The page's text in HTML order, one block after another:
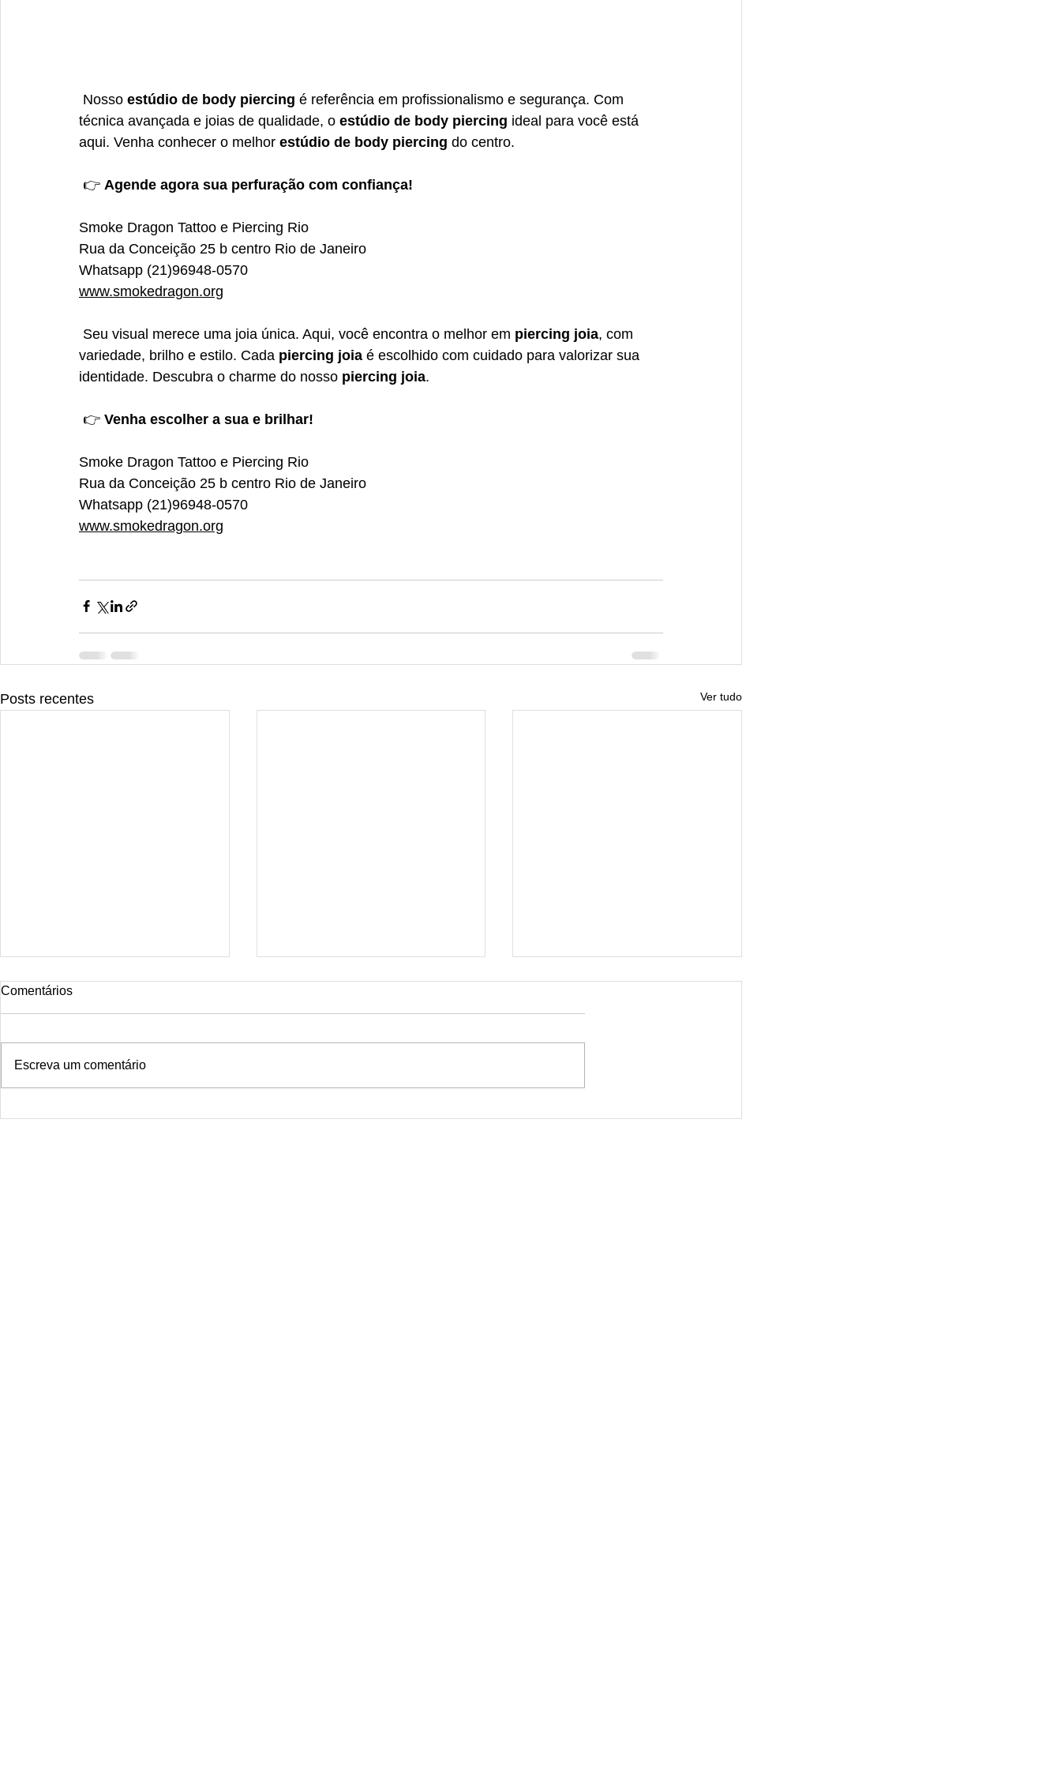
Nosso estúdio de body piercing é referência em profissionalismo e segurança. Com
técnica avançada e joias de qualidade, o estúdio de body piercing ideal para você está
aqui. Venha conhecer o melhor estúdio de body piercing do centro.
👉 Agende agora sua perfuração com confiança!
Smoke Dragon Tattoo e Piercing Rio
Rua da Conceição 25 b centro Rio de Janeiro
Whatsapp (21)96948-0570
www.smokedragon.org
Seu visual merece uma joia única. Aqui, você encontra o melhor em piercing joia, com
variedade, brilho e estilo. Cada piercing joia é escolhido com cuidado para valorizar sua
identidade. Descubra o charme do nosso piercing joia.
👉 Venha escolher a sua e brilhar!
Smoke Dragon Tattoo e Piercing Rio
Rua da Conceição 25 b centro Rio de Janeiro
Whatsapp (21)96948-0570
www.smokedragon.org
Posts recentes Ver tudo
Tattoo rio
Smoke Dragon Tattoo Rio is the
completely safe tattoos. Located
in the...
Comentários
Escreva um comentário